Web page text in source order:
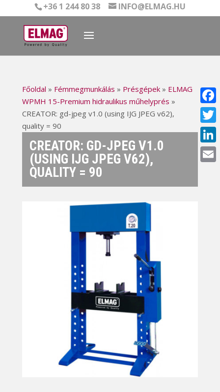
+36 1 244 80 38 INFO@ELMAG.HU
Főoldal » Fémmegmunkálás » Présgépek» ELMAG
WPMH 15-Premium hidraulikus műhelyprés »
CREATOR: gd-jpeg v1.0 (using IJG JPEG v62),
quality = 90
CREATOR: GD-JPEG V1.0
(USING IJG JPEG V62),
QUALITY = 90